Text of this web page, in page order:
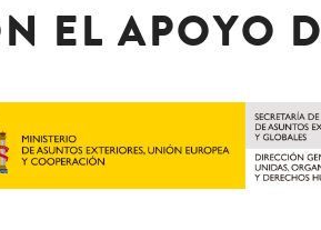
EL APOYO